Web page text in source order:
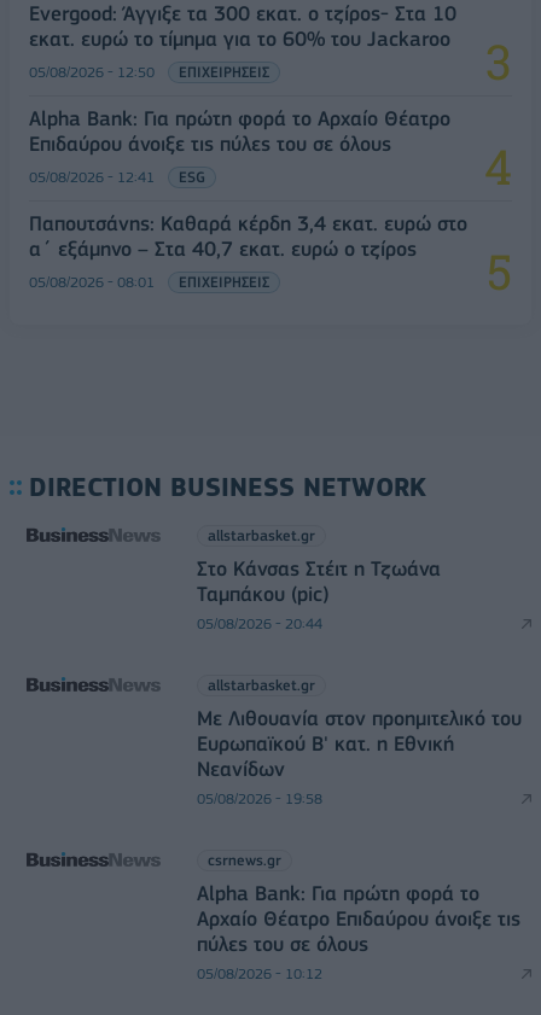
Evergood: Άγγιξε τα 300 εκατ. ο τζίρος- Στα 10
εκατ. ευρώ το τίμημα για το 60% του Jackaroo
05/08/2026 - 12:50 ΕΠΙΧΕΙΡΗΣΕΙΣ
Alpha Bank: Για πρώτη φορά το Αρχαίο Θέατρο
Επιδαύρου άνοιξε τις πύλες του σε όλους
05/08/2026 - 12:41 ESG
Παπουτσάνης: Καθαρά κέρδη 3,4 εκατ. ευρώ στο
α΄ εξάμηνο – Στα 40,7 εκατ. ευρώ ο τζίρος
05/08/2026 - 08:01 ΕΠΙΧΕΙΡΗΣΕΙΣ
DIRECTION BUSINESS NETWORK
allstarbasket.gr
Στο Κάνσας Στέιτ η Τζωάνα
Ταμπάκου (pic)
05/08/2026 - 20:44
allstarbasket.gr
Με Λιθουανία στον προημιτελικό του
Ευρωπαϊκού Β' κατ. η Εθνική
Νεανίδων
05/08/2026 - 19:58
csrnews.gr
Alpha Bank: Για πρώτη φορά το
Αρχαίο Θέατρο Επιδαύρου άνοιξε τις
πύλες του σε όλους
05/08/2026 - 10:12